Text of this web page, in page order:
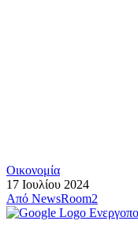
Οικονομία
17 Ιουλίου 2024
Από NewsRoom2